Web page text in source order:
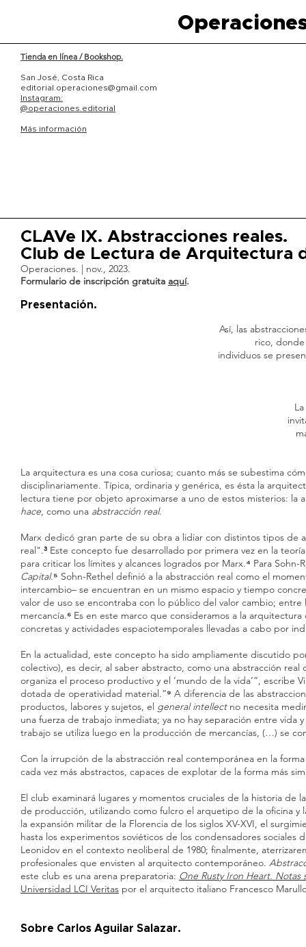
Tienda en línea / Bookshop.
San José, Costa Rica
editorial.operaciones@gmail.com
Instagram:
@operaciones.editorial
Más información
CLAVe IX. Abstracciones reales.
Club de Lectura de Arquitectura
Operaciones. | nov., 2023.
Formulario de inscripción gratuita aquí.
Presentación.
Así, las
rico,
individuos se
La arquitectura es una cosa curiosa; cuanto más se subestima
disciplinariamente. Típica, ordinaria y genérica, es ésta la
lectura tiene por objeto aproximarse a uno de estos misterios:
hace, como una abstracción real.
Marx dedicó gran parte de su obra a lidiar con distintos tipos de
real".³ Este concepto fue desarrollado por primera vez en la
para criticar los límites y alcances logrados por Marx.⁴ Para
Capital.⁵ Sohn-Rethel definió a la abstracción real como el
intercambio– se encuentran en un mismo espacio y tiempo
valor de uso se encontraba con lo público del valor cambio;
mercancía.⁶ Es en este marco que consideramos a la
concretas y actividades espaciotemporales llevadas a cabo por
En la actualidad, este concepto ha sido ampliamente discutido
colectivo), es decir, al saber abstracto, como una abstracción
organiza el proceso productivo y el ‘mundo de la vida’”, escribe
dotada de operatividad material.”⁹ A diferencia de las
productos, labores y sujetos, el general intellectno necesita
una fuerza de trabajo inmediata; ya no hay separación entre
trabajo se utiliza luego en la producción de mercancías, (…) se
Con la irrupción de la abstracción real contemporánea en la
cada vez más abstractos, capaces de explotar de la forma más
El club examinará lugares y momentos cruciales de la historia
de producción, utilizando como fulcro el arquetipo de la oficina y
la expansión militar de la Florencia de los siglos XV-XVI, el
hasta los experimentos soviéticos de los condensadores sociales
Leonidov en el contexto neoliberal de 1980; finalmente,
profesionales que envisten al arquitecto contemporáneo.
este club es una arena preparatoria: One Rusty Iron Heart.
Universidad LCI Veritas por el arquitecto italiano Francesco
Sobre Carlos Aguilar Salazar.